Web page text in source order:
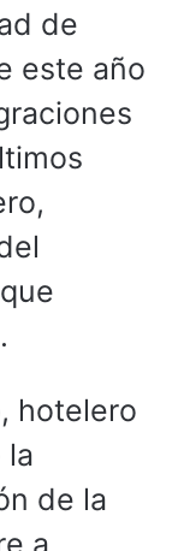
de
este año
hotelero
la
de la
a